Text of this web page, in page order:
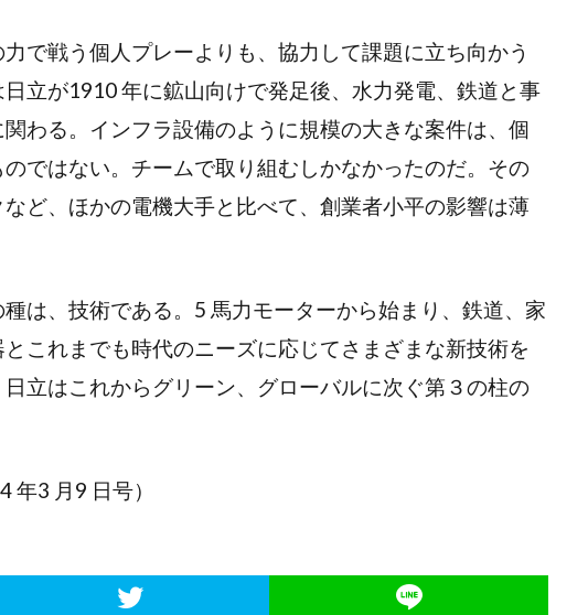
で戦う個人プレーよりも、協力して課題に立ち向かう
立が1910 年に鉱山向けで発足後、水力発電、鉄道と事
わる。インフラ設備のように規模の大きな案件は、個
ではない。チームで取り組むしかなかったのだ。その
ど、ほかの電機大手と比べて、創業者小平の影響は薄
は、技術である。5 馬力モーターから始まり、鉄道、家
これまでも時代のニーズに応じてさまざまな新技術を
立はこれからグリーン、グローバルに次ぐ第３の柱の
年3 月9 日号）